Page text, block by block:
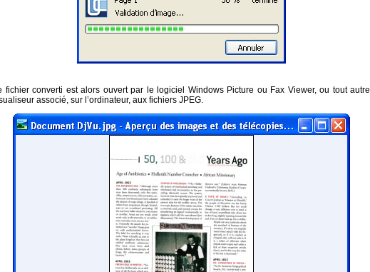
fichier converti est alors ouvert par le logiciel Windows Picture ou Fax Viewer, ou tout autre
associé, sur l’ordinateur, aux fichiers JPEG.